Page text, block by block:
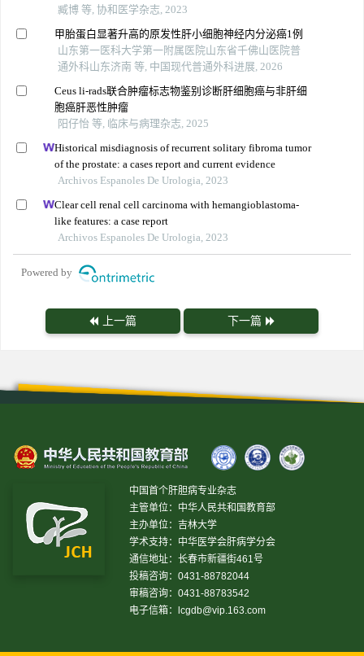
臧博 等, 协和医学杂志, 2023
甲胎蛋白显著升高的原发性肝小细胞神经内分泌癌1例
山东第一医科大学第一附属医院山东省千佛山医院普
通外科山东济南 等, 中国现代普通外科进展, 2026
Ceus li-rads联合肿瘤标志物鉴别诊断肝细胞癌与非肝细
胞癌肝恶性肿瘤
阳仔怡 等, 临床与病理杂志, 2025
Historical misdiagnosis of recurrent solitary fibroma tumor
of the prostate: a cases report and current evidence
Archivos Espanoles De Urologia, 2023
Clear cell renal cell carcinoma with hemangioblastoma-
like features: a case report
Archivos Espanoles De Urologia, 2023
Powered by
上一篇 下一篇
中国首个肝胆病专业杂志
主管单位：中华人民共和国教育部
主办单位：吉林大学
学术支持：中华医学会肝病学分会
通信地址：长春市新疆街461号
投稿咨询：0431-88782044
审稿咨询：0431-88783542
电子信箱：
lcgdb@vip.163.com